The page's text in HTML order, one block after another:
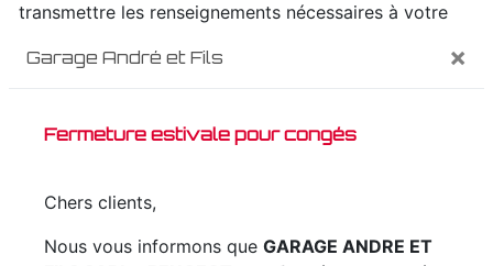
Garage André et Fils ×
Fermeture estivale pour congés
Chers clients,
Nous vous informons que GARAGE ANDRE ET
transmettre les renseignements nécessaires à votre
avant tout notre passion et le partager avec vous
rigueur.